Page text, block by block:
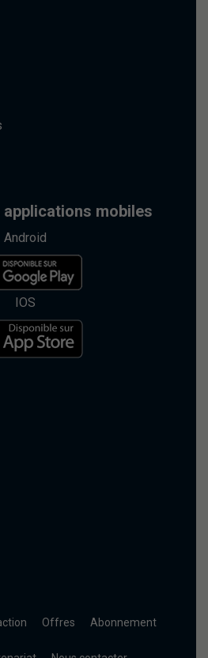
mobiles
Android
IOS
Offres Abonnement